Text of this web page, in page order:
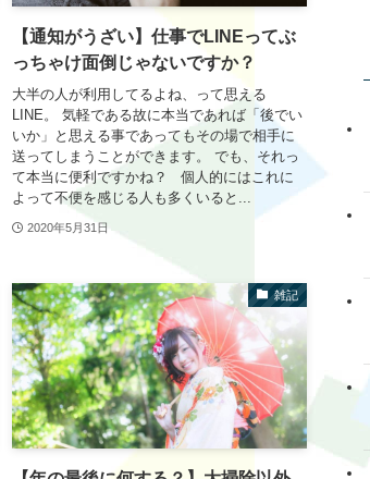
【通知がうざい】仕事でLINEってぶ
っちゃけ面倒じゃないですか？
大半の人が利用してるよね、って思える
LINE。 気軽である故に本当であれば「後でい
いか」と思える事であってもその場で相手に
送ってしまうことができます。 でも、それっ
て本当に便利ですかね？ 個人的にはこれに
よって不便を感じる人も多くいると...
2020年5月31日
雑記